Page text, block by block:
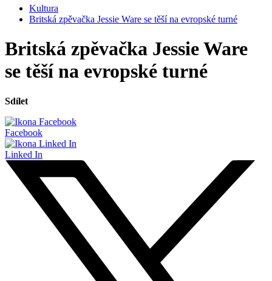
Kultura
Britská zpěvačka Jessie Ware se těší na evropské turné
Britská zpěvačka Jessie Ware
se těší na evropské turné
Sdílet
Facebook
Linked In